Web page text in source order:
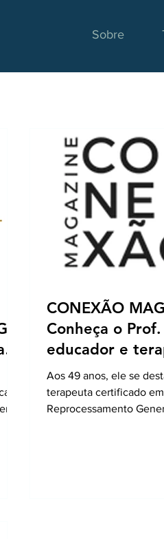
Sobre
CONEXÃO
Conheça o
educador e
inspira e
através da TRG
Aos 49 anos, ele se
terapeuta certificado
Reprocessamento